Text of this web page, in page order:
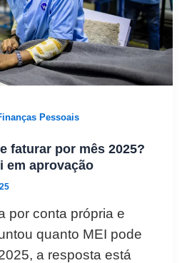
Pessoais
faturar por mês 2025?
em aprovação
por conta própria e
quanto MEI pode
a resposta está